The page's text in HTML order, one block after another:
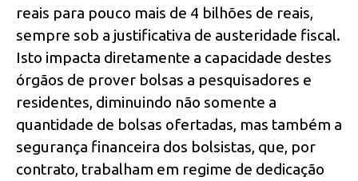
reais para pouco mais de 4 bilhões de reais,
sempre sob a justificativa de austeridade fiscal.
Isto impacta diretamente a capacidade destes
órgãos de prover bolsas a pesquisadores e
residentes, diminuindo não somente a
quantidade de bolsas ofertadas, mas também a
segurança financeira dos bolsistas, que, por
contrato, trabalham em regime de dedicação